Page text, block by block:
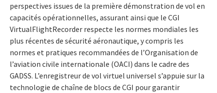
perspectives issues de la première démonstration de vol en
capacités opérationnelles, assurant ainsi que le CGI
VirtualFlightRecorder respecte les normes mondiales les
plus récentes de sécurité aéronautique, y compris les
normes et pratiques recommandées de l’Organisation de
l’aviation civile internationale (OACI) dans le cadre des
GADSS. L’enregistreur de vol virtuel universel s’appuie sur la
technologie de chaîne de blocs de CGI pour garantir